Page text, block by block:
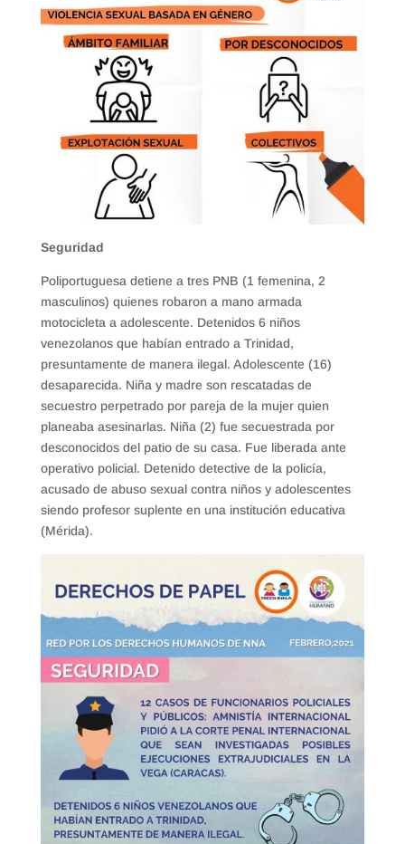
Seguridad
Poliportuguesa detiene a tres PNB (1 femenina, 2
masculinos) quienes robaron a mano armada
motocicleta a adolescente. Detenidos 6 niños
venezolanos que habían entrado a Trinidad,
presuntamente de manera ilegal. Adolescente (16)
desaparecida. Niña y madre son rescatadas de
secuestro perpetrado por pareja de la mujer quien
planeaba asesinarlas. Niña (2) fue secuestrada por
desconocidos del patio de su casa. Fue liberada ante
operativo policial. Detenido detective de la policía,
acusado de abuso sexual contra niños y adolescentes
siendo profesor suplente en una institución educativa
(Mérida).